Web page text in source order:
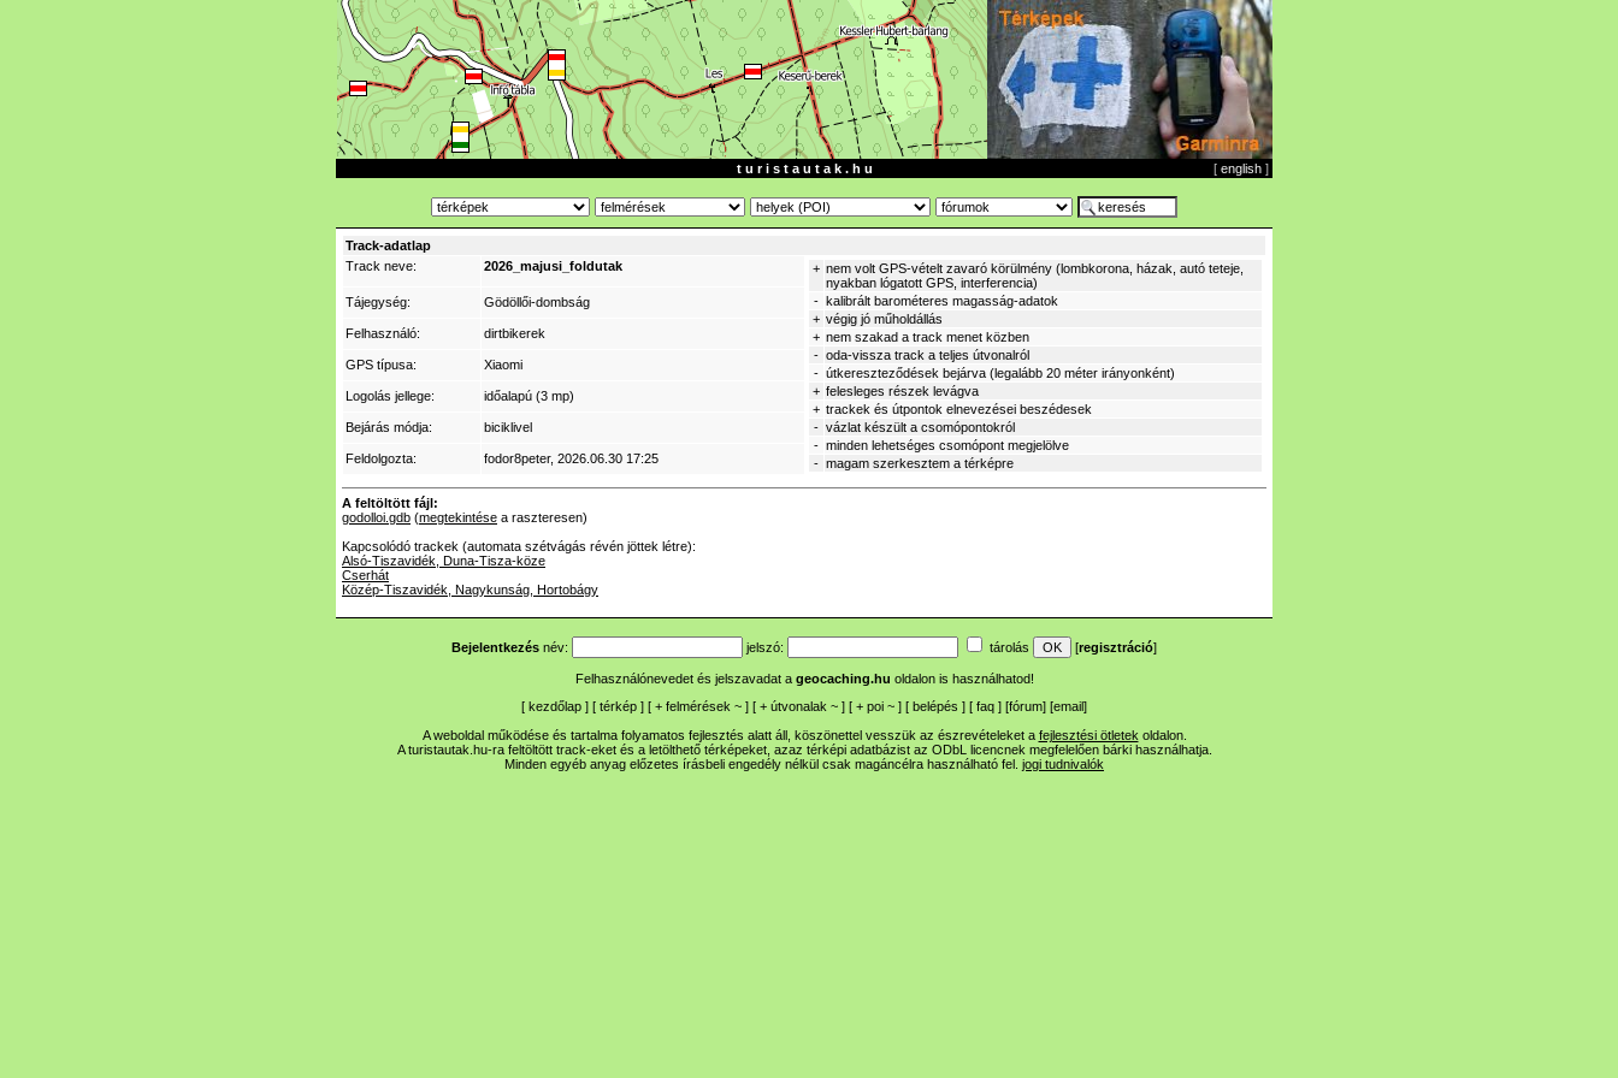
t u r i s t a u t a k . h u [ english ]
Track-adatlap
Track neve:
2026_majusi_foldutak + nem volt GPS-vételt zavaró körülmény (lombkorona, házak, autó teteje,
nyakban lógatott GPS, interferencia)
- kalibrált barométeres magasság-adatok
+ végig jó műholdállás
+ nem szakad a track menet közben
- oda-vissza track a teljes útvonalról
- útkereszteződések bejárva (legalább 20 méter irányonként)
+ felesleges részek levágva
+ trackek és útpontok elnevezései beszédesek
- vázlat készült a csomópontokról
- minden lehetséges csomópont megjelölve
- magam szerkesztem a térképre
Tájegység: Gödöllői-dombság
Felhasználó: dirtbikerek
GPS típusa: Xiaomi
Logolás jellege: időalapú (3 mp)
Bejárás módja: biciklivel
Feldolgozta: fodor8peter, 2026.06.30 17:25
A feltöltött fájl:
godolloi.gdb (megtekintése a raszteresen)
Kapcsolódó trackek (automata szétvágás révén jöttek létre):
Alsó-Tiszavidék, Duna-Tisza-köze
Cserhát
Közép-Tiszavidék, Nagykunság, Hortobágy
Bejelentkezés név: jelszó: tárolás [regisztráció]
Felhasználónevedet és jelszavadat a geocaching.hu oldalon is használhatod!
[ kezdőlap ] [ térkép ] [ + felmérések ~ ] [ + útvonalak ~ ] [ + poi ~ ] [ belépés ] [ faq ] [fórum] [email]
A weboldal működése és tartalma folyamatos fejlesztés alatt áll, köszönettel vesszük az észrevételeket a fejlesztési ötletek oldalon.
A turistautak.hu-ra feltöltött track-eket és a letölthető térképeket, azaz térképi adatbázist az ODbL licencnek megfelelően bárki használhatja.
Minden egyéb anyag előzetes írásbeli engedély nélkül csak magáncélra használható fel. jogi tudnivalók